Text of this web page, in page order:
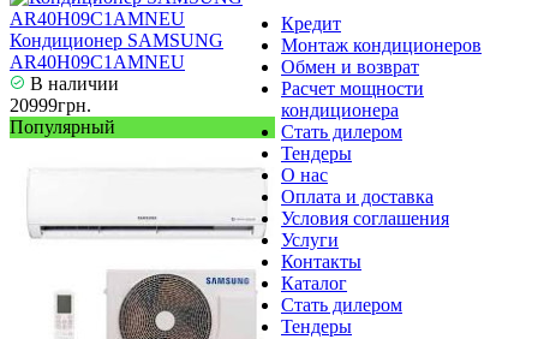
Кондиционер SAMSUNG
AR40H09C1AMNEU
В наличии
20999грн.
Популярный
Кредит
Монтаж кондиционеров
Обмен и возврат
Расчет мощности
кондиционера
Стать дилером
Тендеры
О нас
Оплата и доставка
Условия соглашения
Услуги
Контакты
Каталог
Стать дилером
Тендеры